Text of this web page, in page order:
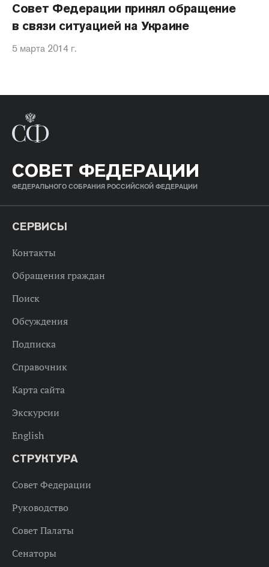
Совет Федерации принял обращение
в связи ситуацией на Украине
5 марта 2014 г.
СОВЕТ ФЕДЕРАЦИИ
ФЕДЕРАЛЬНОГО СОБРАНИЯ РОССИЙСКОЙ ФЕДЕРАЦИИ
СЕРВИСЫ
Контакты
Обращения граждан
Поиск
Обсуждения
Подписка
Справочник
Карта сайта
Экскурсии
English
СТРУКТУРА
Совет Федерации
Руководство
Совет Палаты
Сенаторы